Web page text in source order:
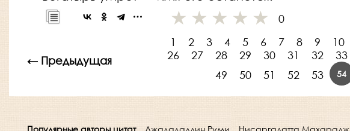
0
← Предыдущая
1 2 3 4 5 6 7 8 9 10
26
27 28 29 30 31 32 33
49
50 51 52 53 54